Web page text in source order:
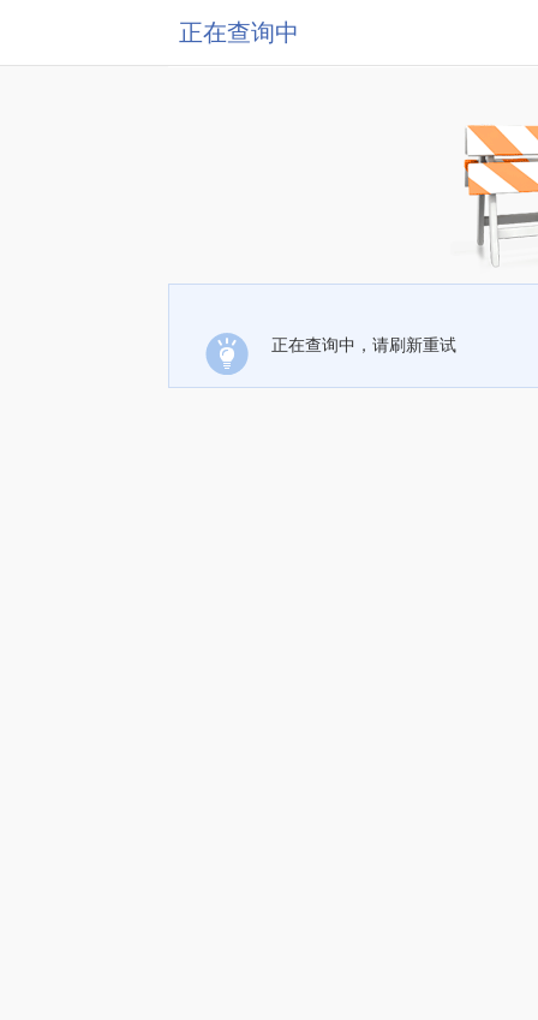
正在查询中
正在查询中，请刷新重试